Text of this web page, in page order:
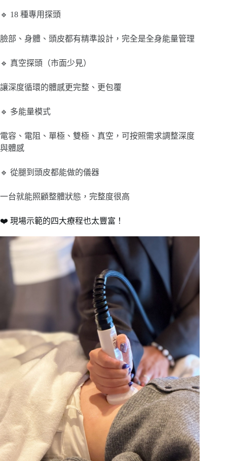
🔹 18 種專用探頭
臉部、身體、頭皮都有精準設計，完全是全身能量管理
🔹 真空探頭（市面少見）
讓深度循環的體感更完整、更包覆
🔹 多能量模式
電容、電阻、單極、雙極、真空，可按照需求調整深度
與體感
🔹 從腿到頭皮都能做的儀器
一台就能照顧整體狀態，完整度很高
❤️ 現場示範的四大療程也太豐富！